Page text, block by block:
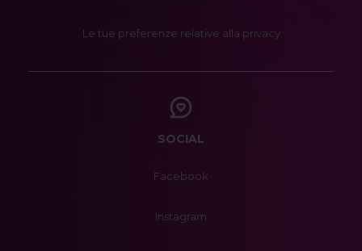
Le tue preferenze relative alla privacy
SOCIAL
Facebook
Instagram